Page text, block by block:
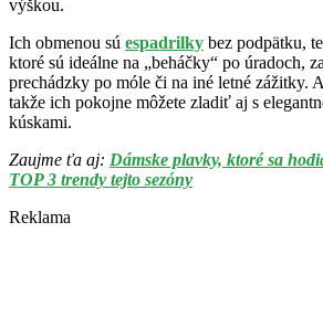
výškou.
Ich obmenou sú espadrilky bez podpätku,
ktoré sú ideálne na „beháčky“ po úradoch,
prechádzky po móle či na iné letné zážitky.
takže ich pokojne môžete zladiť aj s
kúskami.
Zaujme ťa aj: Dámske plavky, ktoré sa
TOP 3 trendy tejto sezóny
Reklama